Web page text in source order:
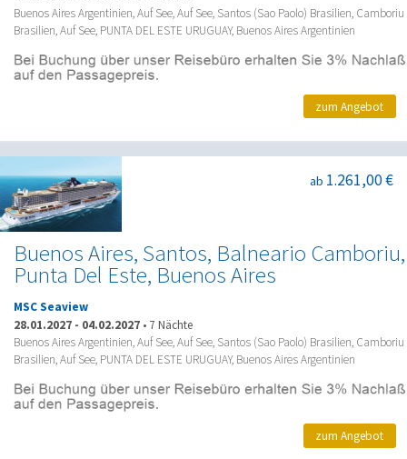
Buenos Aires Argentinien, Auf See, Auf See, Santos (Sao Paolo) Brasilien, Camboriu
Brasilien, Auf See, PUNTA DEL ESTE URUGUAY, Buenos Aires Argentinien
zum Angebot
Buenos Aires, Santos, Balneario Camboriu,
Punta Del Este, Buenos Aires
ab 1.261,00 €
MSC Seaview
28.01.2027 - 04.02.2027 • 7 Nächte
Buenos Aires Argentinien, Auf See, Auf See, Santos (Sao Paolo) Brasilien, Camboriu
Brasilien, Auf See, PUNTA DEL ESTE URUGUAY, Buenos Aires Argentinien
zum Angebot